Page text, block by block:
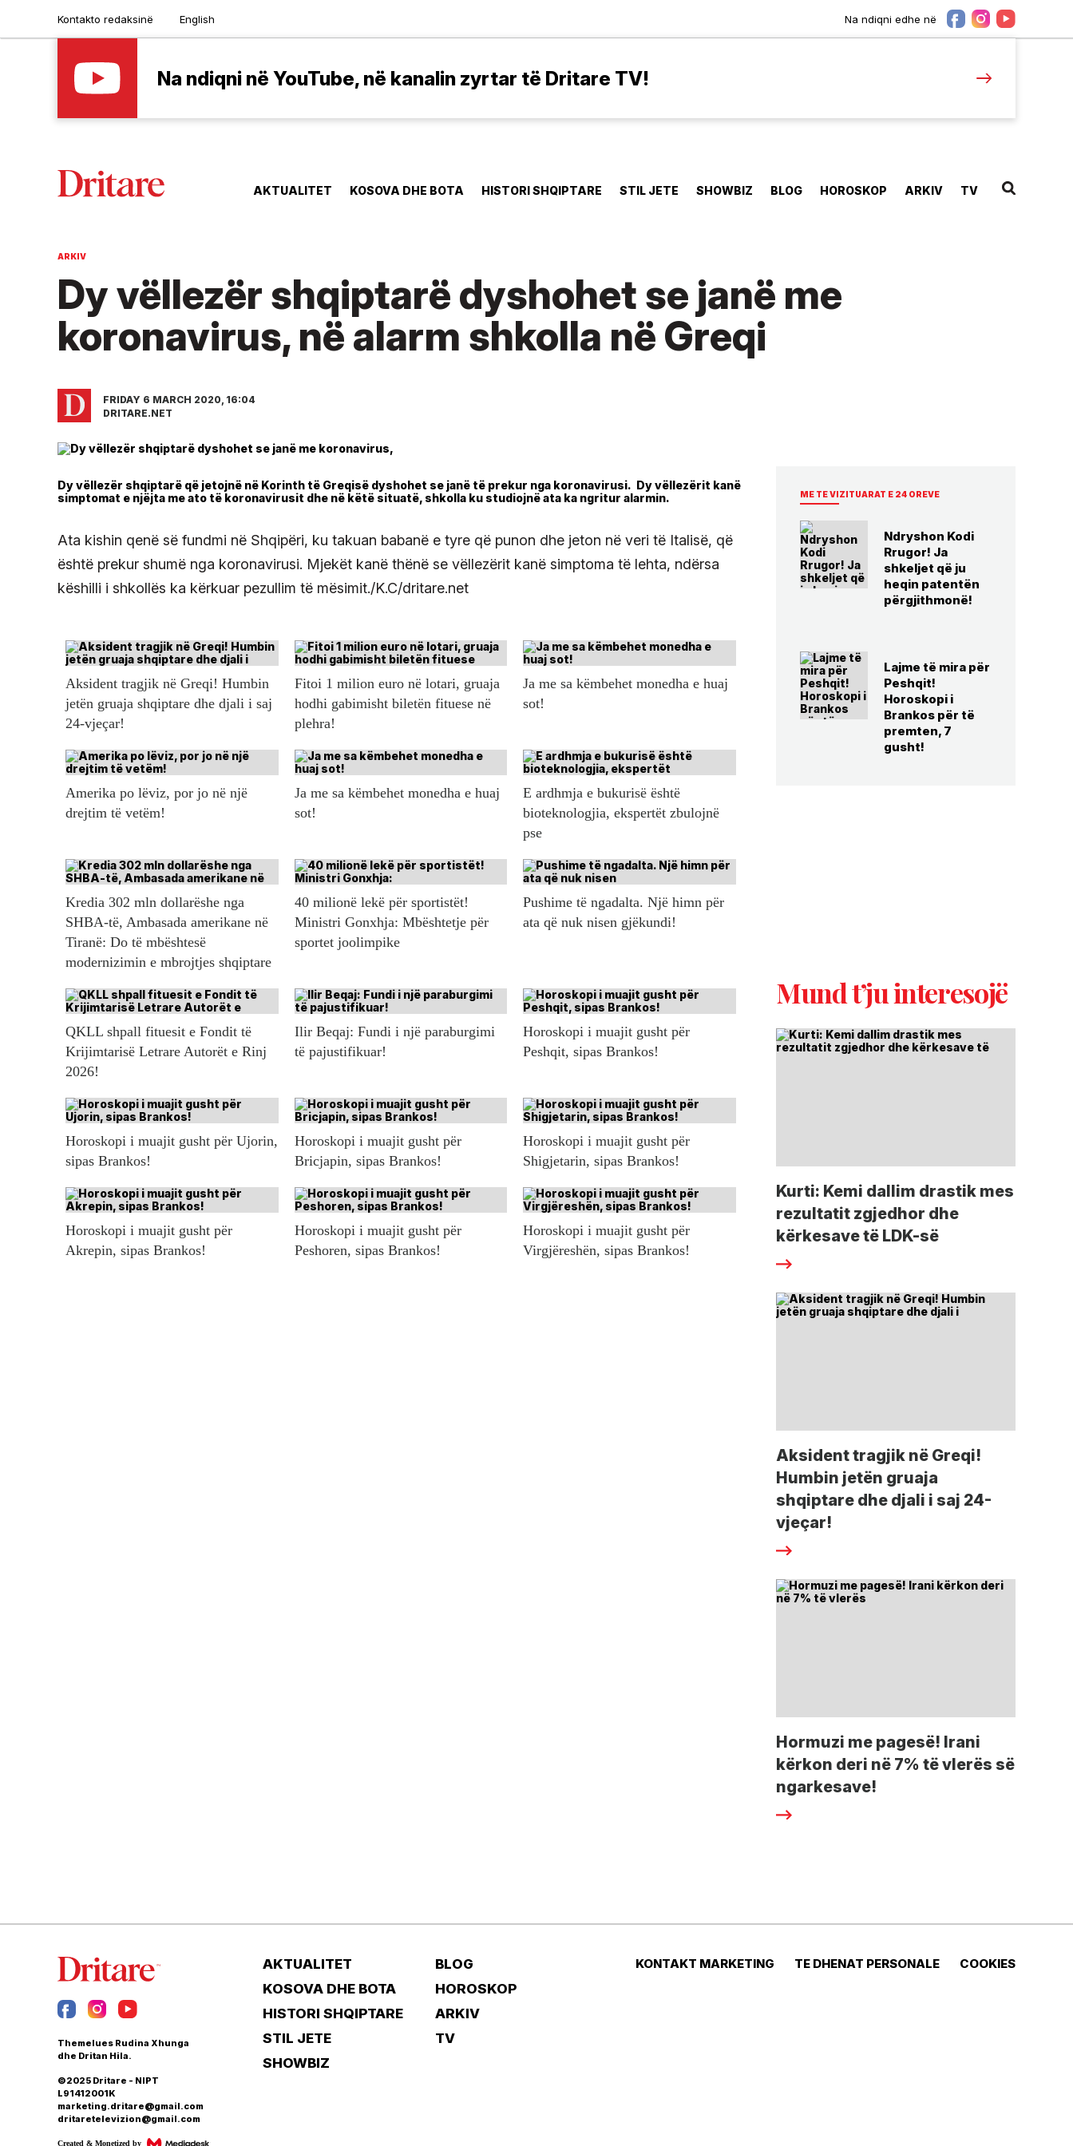
Kontakto redaksinë English Na ndiqni edhe në
Na ndiqni në YouTube, në kanalin zyrtar të Dritare TV!
AKTUALITET KOSOVA DHE BOTA HISTORI SHQIPTARE STIL JETE SHOWBIZ BLOG HOROSKOP ARKIV TV
ARKIV
Dy vëllezër shqiptarë dyshohet se janë me
koronavirus, në alarm shkolla në Greqi
FRIDAY 6 MARCH 2020, 16:04
DRITARE.NET
Dy vëllezër shqiptarë që jetojnë në Korinth të Greqisë dyshohet se janë të prekur nga koronavirusi. Dy vëllezërit kanë
simptomat e njëjta me ato të koronavirusit dhe në këtë situatë, shkolla ku studiojnë ata ka ngritur alarmin.
Ata kishin qenë së fundmi në Shqipëri, ku takuan babanë e tyre që punon dhe jeton në veri të Italisë, që
është prekur shumë nga koronavirusi. Mjekët kanë thënë se vëllezërit kanë simptoma të lehta, ndërsa
këshilli i shkollës ka kërkuar pezullim të mësimit./K.C/dritare.net
Aksident tragjik në Greqi! Humbin
jetën gruaja shqiptare dhe djali i saj
24-vjeçar!
Fitoi 1 milion euro në lotari, gruaja
hodhi gabimisht biletën fituese në
plehra!
Ja me sa këmbehet monedha e huaj
sot!
Amerika po lëviz, por jo në një
drejtim të vetëm!
Ja me sa këmbehet monedha e huaj
sot!
E ardhmja e bukurisë është
bioteknologjia, ekspertët zbulojnë
pse
Kredia 302 mln dollarëshe nga
SHBA-të, Ambasada amerikane në
Tiranë: Do të mbështesë
modernizimin e mbrojtjes shqiptare
40 milionë lekë për sportistët!
Ministri Gonxhja: Mbështetje për
sportet joolimpike
Pushime të ngadalta. Një himn për
ata që nuk nisen gjëkundi!
QKLL shpall fituesit e Fondit të
Krijimtarisë Letrare Autorët e Rinj
2026!
Ilir Beqaj: Fundi i një paraburgimi
të pajustifikuar!
Horoskopi i muajit gusht për
Peshqit, sipas Brankos!
Horoskopi i muajit gusht për Ujorin,
sipas Brankos!
Horoskopi i muajit gusht për
Bricjapin, sipas Brankos!
Horoskopi i muajit gusht për
Shigjetarin, sipas Brankos!
Horoskopi i muajit gusht për
Akrepin, sipas Brankos!
Horoskopi i muajit gusht për
Peshoren, sipas Brankos!
Horoskopi i muajit gusht për
Virgjëreshën, sipas Brankos!
ME TE VIZITUARAT E 24 OREVE
Ndryshon Kodi
Rrugor! Ja
shkeljet që ju
heqin patentën
përgjithmonë!
Lajme të mira për
Peshqit!
Horoskopi i
Brankos për të
premten, 7
gusht!
Mund t’ju interesojë
Kurti: Kemi dallim drastik mes
rezultatit zgjedhor dhe
kërkesave të LDK-së
Aksident tragjik në Greqi!
Humbin jetën gruaja
shqiptare dhe djali i saj 24-
vjeçar!
Hormuzi me pagesë! Irani
kërkon deri në 7% të vlerës së
ngarkesave!
Themelues Rudina Xhunga
dhe Dritan Hila.
©2025 Dritare - NIPT
L91412001K
marketing.dritare@gmail.com
dritaretelevizion@gmail.com
Created & Monetized by
AKTUALITET
KOSOVA DHE BOTA
HISTORI SHQIPTARE
STIL JETE
SHOWBIZ
BLOG
HOROSKOP
ARKIV
TV
KONTAKT MARKETING TE DHENAT PERSONALE COOKIES